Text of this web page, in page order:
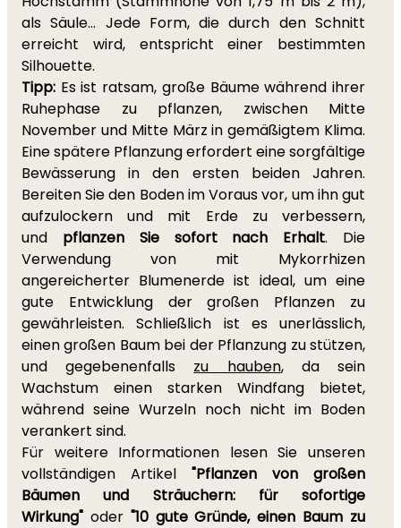
als Säule... Jede Form, die durch den Schnitt
erreicht wird, entspricht einer bestimmten
Silhouette.
Tipp: Es ist ratsam, große Bäume während ihrer
Ruhephase zu pflanzen, zwischen Mitte
November und Mitte März in gemäßigtem Klima.
Eine spätere Pflanzung erfordert eine sorgfältige
Bewässerung in den ersten beiden Jahren.
Bereiten Sie den Boden im Voraus vor, um ihn gut
aufzulockern und mit Erde zu verbessern,
und pflanzen Sie sofort nach Erhalt. Die
Verwendung von mit Mykorrhizen
angereicherter Blumenerde ist ideal, um eine
gute Entwicklung der großen Pflanzen zu
gewährleisten. Schließlich ist es unerlässlich,
einen großen Baum bei der Pflanzung zu stützen,
und gegebenenfalls zu hauben, da sein
Wachstum einen starken Windfang bietet,
während seine Wurzeln noch nicht im Boden
verankert sind.
Für weitere Informationen lesen Sie unseren
vollständigen Artikel "Pflanzen von großen
Bäumen und Sträuchern: für sofortige
Wirkung" oder "10 gute Gründe, einen Baum zu